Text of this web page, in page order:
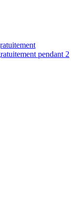
pendant 2